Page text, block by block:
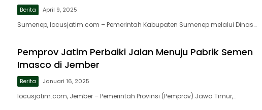
Berita April 9, 2025
Sumenep, locusjatim.com – Pemerintah Kabupaten Sumenep melalui Dinas…
Pemprov Jatim Perbaiki Jalan Menuju Pabrik Semen
Imasco di Jember
Berita Januari 16, 2025
locusjatim.com, Jember – Pemerintah Provinsi (Pemprov) Jawa Timur,…